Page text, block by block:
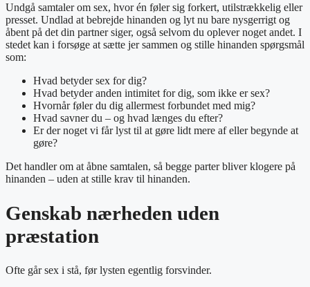
Undgå samtaler om sex, hvor én føler sig forkert, utilstrækkelig eller
presset. Undlad at bebrejde hinanden og lyt nu bare nysgerrigt og
åbent på det din partner siger, også selvom du oplever noget andet. I
stedet kan i forsøge at sætte jer sammen og stille hinanden spørgsmål
som:
Hvad betyder sex for dig?
Hvad betyder anden intimitet for dig, som ikke er sex?
Hvornår føler du dig allermest forbundet med mig?
Hvad savner du – og hvad længes du efter?
Er der noget vi får lyst til at gøre lidt mere af eller begynde at
gøre?
Det handler om at åbne samtalen, så begge parter bliver klogere på
hinanden – uden at stille krav til hinanden.
Genskab nærheden uden
præstation
Ofte går sex i stå, før lysten egentlig forsvinder.